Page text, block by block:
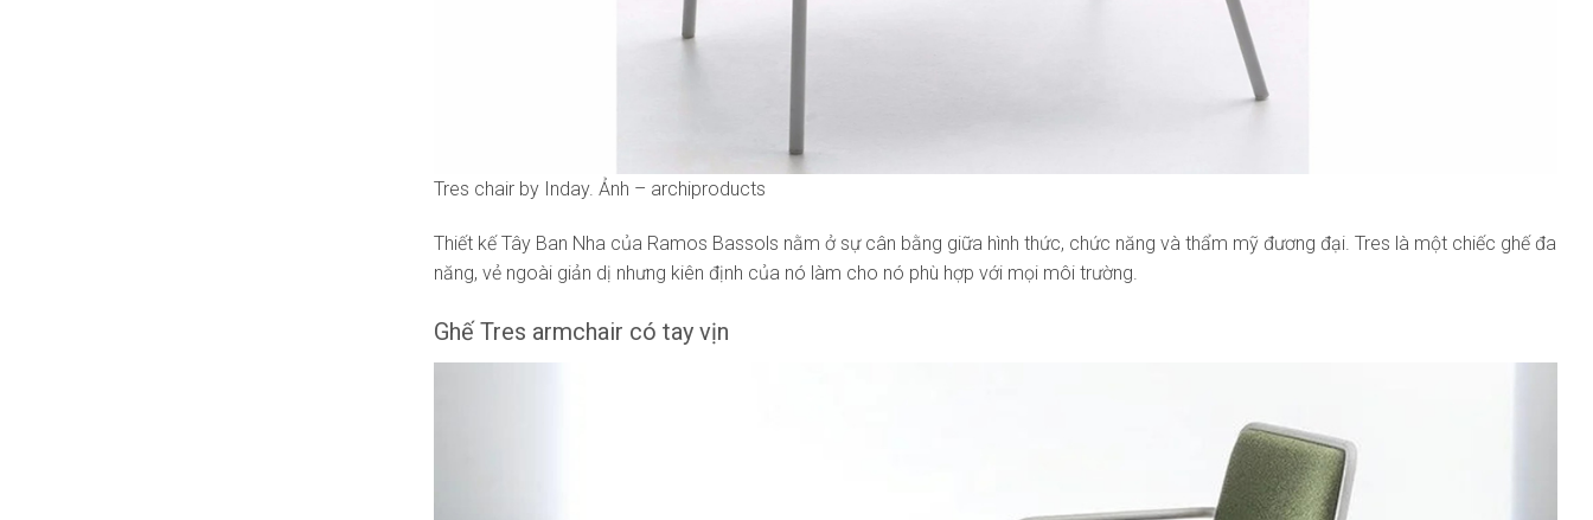
Tres chair by Inday. Ảnh – archiproducts
Thiết kế Tây Ban Nha của Ramos Bassols nằm ở sự cân bằng giữa hình thức, chức năng và thẩm mỹ đương đại. Tres là một chiếc ghế đa
năng, vẻ ngoài giản dị nhưng kiên định của nó làm cho nó phù hợp với mọi môi trường.
Ghế Tres armchair có tay vịn